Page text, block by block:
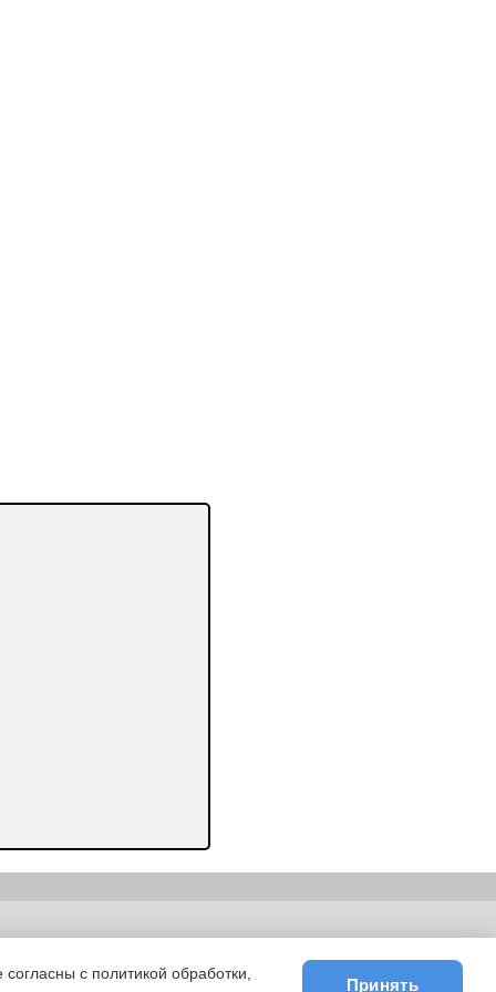
|E-mail
с политикой обработки,
Принять